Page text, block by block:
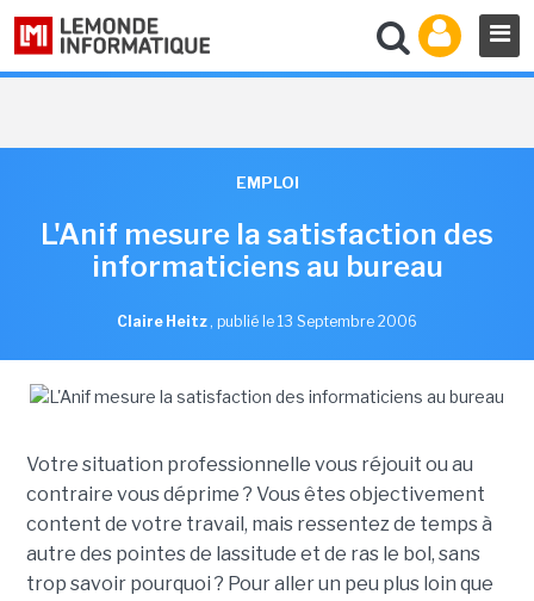
EMPLOI
L'Anif mesure la satisfaction des
informaticiens au bureau
Claire Heitz , publié le 13 Septembre 2006
Votre situation professionnelle vous réjouit ou au
contraire vous déprime ? Vous êtes objectivement
content de votre travail, mais ressentez de temps à
autre des pointes de lassitude et de ras le bol, sans
trop savoir pourquoi ? Pour aller un peu plus loin que